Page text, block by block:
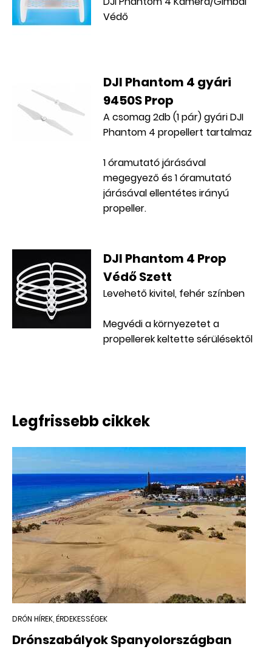
Védő
DJI Phantom 4 gyári
9450S Prop
A csomag 2db (1 pár) gyári DJI
Phantom 4 propellert tartalmaz
1 óramutató járásával
megegyező és 1 óramutató
járásával ellentétes irányú
propeller.
DJI Phantom 4 Prop
Védő Szett
Levehető kivitel, fehér színben
Megvédi a környezetet a
propellerek keltette sérülésektől
Legfrissebb cikkek
DRÓN HÍREK, ÉRDEKESSÉGEK
Drónszabályok Spanyolországban